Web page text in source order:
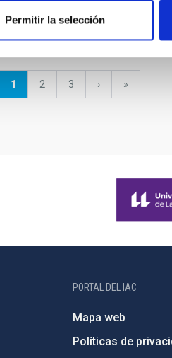
Permitir la selección
Página
1 Página
2 Página
3
Siguiente
›
última
»
PORTAL DEL IAC
Mapa web
Políticas de